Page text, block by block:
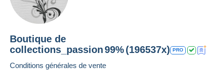
Boutique de
collections_passion99%(196537x) PRO
Conditions générales de vente